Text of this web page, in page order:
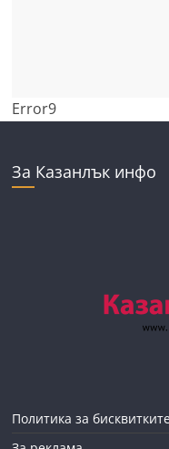
Error9
За Казанлък инфо
Политика за